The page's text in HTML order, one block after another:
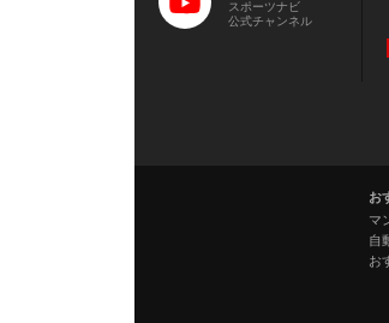
スポーツナビ
公式チャンネル
お
マ
自
お